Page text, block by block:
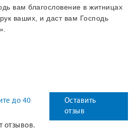
вам благословение в житницах
ваших, и даст вам Господь
до 40
Оставить
отзыв
отзывов.